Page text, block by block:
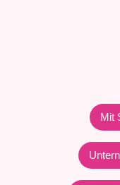
Mit